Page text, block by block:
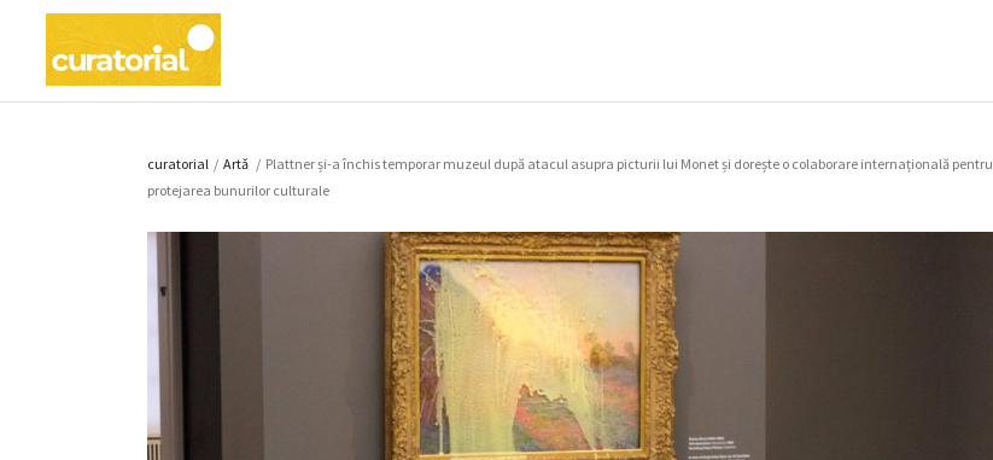
curatorial / Artǎ / Plattner și-a închis temporar muzeul după atacul asupra picturii lui Monet și dorește o colaborare internațională pentru
protejarea bunurilor culturale